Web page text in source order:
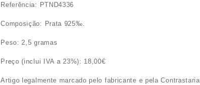
Referência: PTND4336
Composição: Prata 925‰.
Peso: 2,5 gramas
Preço (inclui IVA a 23%): 18,00€
Artigo legalmente marcado pelo fabricante e pela Contrastaria.